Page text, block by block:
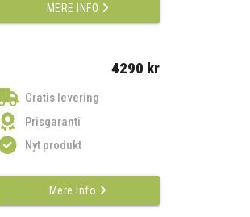
MERE INFO
4290 kr
Gratis levering
Prisgaranti
Nyt produkt
Mere Info